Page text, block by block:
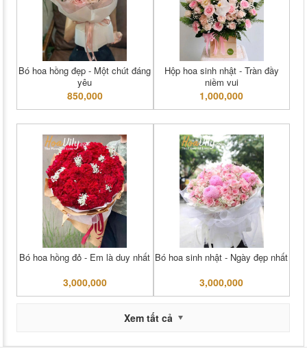
Bó hoa hồng đẹp - Một chút đáng
yêu
850,000
Hộp hoa sinh nhật - Tràn đầy
niềm vui
1,000,000
Bó hoa hồng đỏ - Em là duy nhất
3,000,000
Bó hoa sinh nhật - Ngày đẹp nhất
3,000,000
Xem tất cả